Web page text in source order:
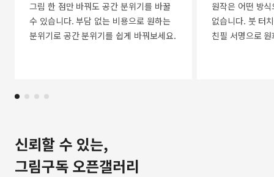
그림 한 점만 바꿔도 공간 분위기를 바꿀
수 있습니다. 부담 없는 비용으로 원하는
분위기로 공간 분위기를 쉽게 바꿔보세요.
원작은 어떤 방
없습니다. 붓 터
친필 서명으로
신뢰할 수 있는,
그림구독 오픈갤러리